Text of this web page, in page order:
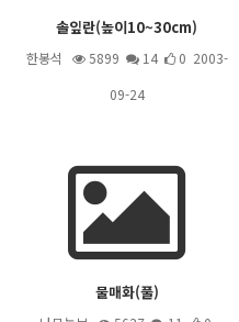
솔잎란(높이10~30cm)
한봉석 5899 14
0 2003-
09-24
물매화(풀)